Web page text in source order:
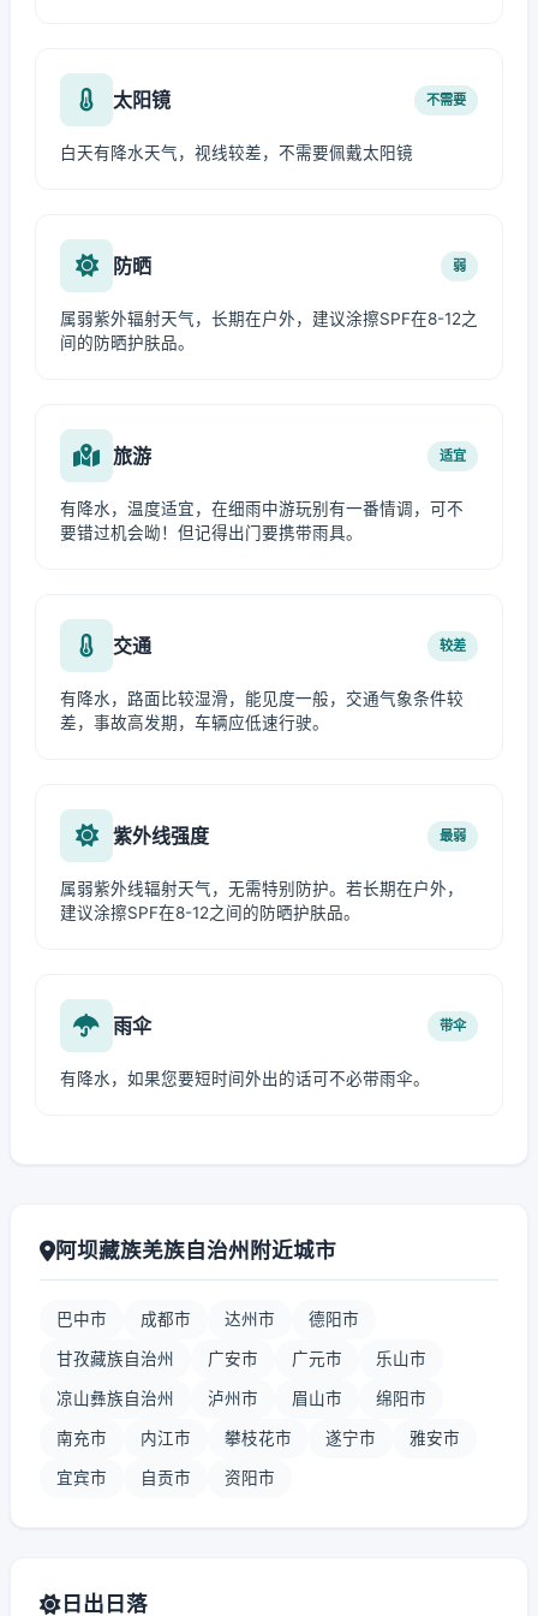
太阳镜 不需要
白天有降水天气，视线较差，不需要佩戴太阳镜
防晒 弱
属弱紫外辐射天气，长期在户外，建议涂擦SPF在8-12之
间的防晒护肤品。
旅游 适宜
有降水，温度适宜，在细雨中游玩别有一番情调，可不
要错过机会呦！但记得出门要携带雨具。
交通 较差
有降水，路面比较湿滑，能见度一般，交通气象条件较
差，事故高发期，车辆应低速行驶。
紫外线强度 最弱
属弱紫外线辐射天气，无需特别防护。若长期在户外，
建议涂擦SPF在8-12之间的防晒护肤品。
雨伞 带伞
有降水，如果您要短时间外出的话可不必带雨伞。
阿坝藏族羌族自治州附近城市
巴中市 成都市 达州市 德阳市
甘孜藏族自治州 广安市 广元市 乐山市
凉山彝族自治州 泸州市 眉山市 绵阳市
南充市 内江市 攀枝花市 遂宁市 雅安市
宜宾市 自贡市 资阳市
日出日落